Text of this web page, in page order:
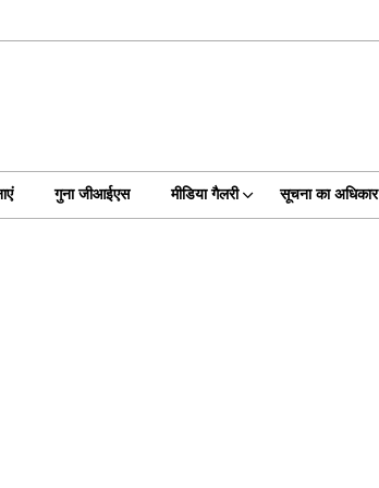
गुना जीआईएस मीडिया गैलरी सूचना का अधिकार